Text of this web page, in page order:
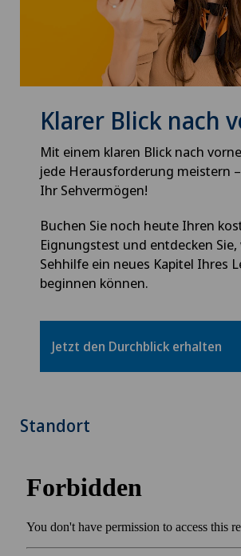
Klarer Blick nach
Mit einem klaren Blick nach
jede Herausforderung meistern
Ihr Sehvermögen!
Buchen Sie noch heute Ihren
Eignungstest und entdecken Sie,
Sehhilfe ein neues Kapitel Ihres
beginnen können.
Jetzt den Durchblick erhalten
Standort